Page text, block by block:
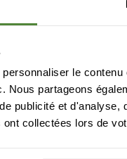
le
Nous partageons
publicité et
collectées lors de